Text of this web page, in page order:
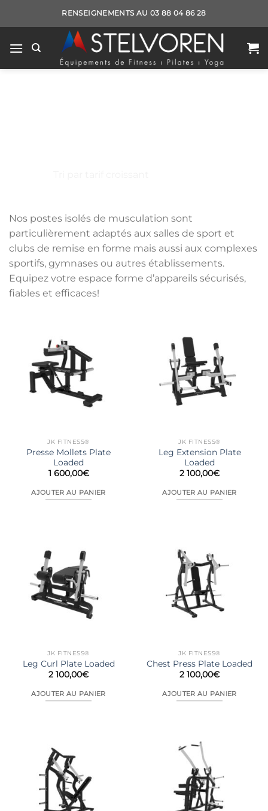
RENSEIGNEMENTS AU 03 88 04 86 28
Nos postes isolés de musculation sont
particulièrement adaptés aux salles de sport et
clubs de remise en forme mais aussi aux complexes
sportifs, gymnases ou autres établissements.
Equipez votre espace forme d’appareils sécurisés,
fiables et efficaces!
JK FITNESS®
Presse Mollets Plate
Loaded
1 600,00€
AJOUTER AU PANIER
JK FITNESS®
Leg Extension Plate
Loaded
2 100,00€
AJOUTER AU PANIER
JK FITNESS®
Leg Curl Plate Loaded
2 100,00€
AJOUTER AU PANIER
JK FITNESS®
Chest Press Plate Loaded
2 100,00€
AJOUTER AU PANIER